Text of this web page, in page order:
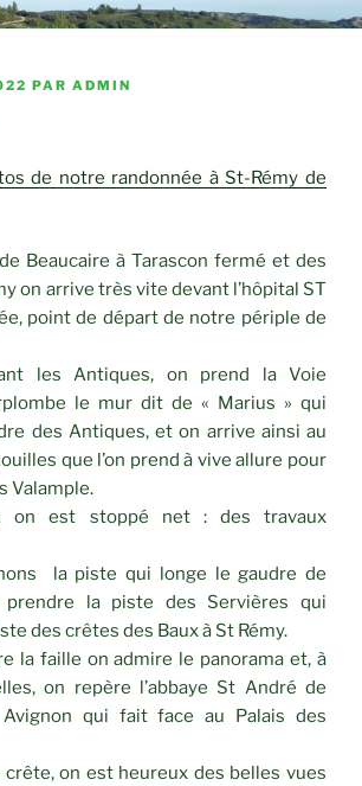
PAR ADMIN
de notre randonnée à St-Rémy de
Beaucaire à Tarascon fermé et des
on arrive très vite devant l’hôpital ST
point de départ de notre périple de
les Antiques, on prend la Voie
le mur dit de « Marius » qui
des Antiques, et on arrive ainsi au
que l’on prend à vive allure pour
Valample.
on est stoppé net : des travaux
la piste qui longe le gaudre de
prendre la piste des Servières qui
des crêtes des Baux à St Rémy.
la faille on admire le panorama et, à
on repère l’abbaye St André de
qui fait face au Palais des
crête, on est heureux des belles vues